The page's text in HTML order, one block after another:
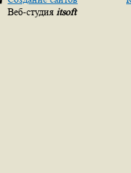
Веб-студия itsoft